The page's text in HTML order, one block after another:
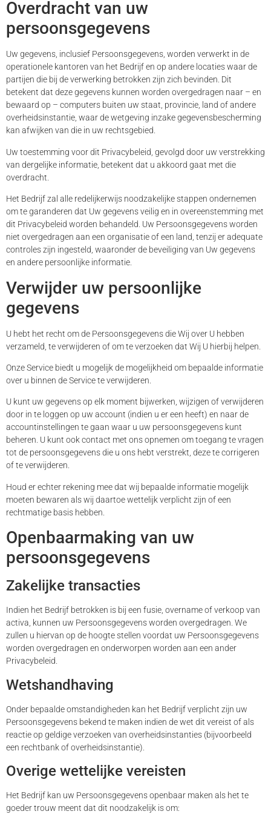
Overdracht van uw
persoonsgegevens
Uw gegevens, inclusief Persoonsgegevens, worden verwerkt in de
operationele kantoren van het Bedrijf en op andere locaties waar de
partijen die bij de verwerking betrokken zijn zich bevinden. Dit
betekent dat deze gegevens kunnen worden overgedragen naar – en
bewaard op – computers buiten uw staat, provincie, land of andere
overheidsinstantie, waar de wetgeving inzake gegevensbescherming
kan afwijken van die in uw rechtsgebied.
Uw toestemming voor dit Privacybeleid, gevolgd door uw verstrekking
van dergelijke informatie, betekent dat u akkoord gaat met die
overdracht.
Het Bedrijf zal alle redelijkerwijs noodzakelijke stappen ondernemen
om te garanderen dat Uw gegevens veilig en in overeenstemming met
dit Privacybeleid worden behandeld. Uw Persoonsgegevens worden
niet overgedragen aan een organisatie of een land, tenzij er adequate
controles zijn ingesteld, waaronder de beveiliging van Uw gegevens
en andere persoonlijke informatie.
Verwijder uw persoonlijke
gegevens
U hebt het recht om de Persoonsgegevens die Wij over U hebben
verzameld, te verwijderen of om te verzoeken dat Wij U hierbij helpen.
Onze Service biedt u mogelijk de mogelijkheid om bepaalde informatie
over u binnen de Service te verwijderen.
U kunt uw gegevens op elk moment bijwerken, wijzigen of verwijderen
door in te loggen op uw account (indien u er een heeft) en naar de
accountinstellingen te gaan waar u uw persoonsgegevens kunt
beheren. U kunt ook contact met ons opnemen om toegang te vragen
tot de persoonsgegevens die u ons hebt verstrekt, deze te corrigeren
of te verwijderen.
Houd er echter rekening mee dat wij bepaalde informatie mogelijk
moeten bewaren als wij daartoe wettelijk verplicht zijn of een
rechtmatige basis hebben.
Openbaarmaking van uw
persoonsgegevens
Zakelijke transacties
Indien het Bedrijf betrokken is bij een fusie, overname of verkoop van
activa, kunnen uw Persoonsgegevens worden overgedragen. We
zullen u hiervan op de hoogte stellen voordat uw Persoonsgegevens
worden overgedragen en onderworpen worden aan een ander
Privacybeleid.
Wetshandhaving
Onder bepaalde omstandigheden kan het Bedrijf verplicht zijn uw
Persoonsgegevens bekend te maken indien de wet dit vereist of als
reactie op geldige verzoeken van overheidsinstanties (bijvoorbeeld
een rechtbank of overheidsinstantie).
Overige wettelijke vereisten
Het Bedrijf kan uw Persoonsgegevens openbaar maken als het te
goeder trouw meent dat dit noodzakelijk is om: